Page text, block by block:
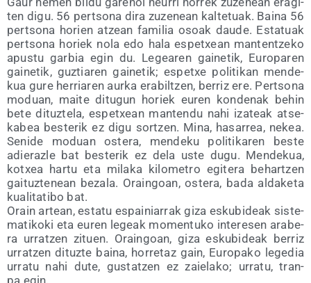
ten digu. 56 per­tso­na dira zuze­nean kal­te­tuak. Bai­na 56
per­tso­na horien atzean fami­lia osoak dau­de. Esta­tuak
per­tso­na horiek nola edo hala espetxean man­ten­tze­ko
apus­tu gar­bia egin du. Legea­ren gai­ne­tik, Euro­pa­ren
gai­ne­tik, guz­tia­ren gai­ne­tik; espetxe poli­ti­kan men­de­
kua gure herria­ren aur­ka era­bil­tzen, berriz ere. Per­tso­na
moduan, mai­te ditu­gun horiek euren kon­de­nak behin
bete dituz­te­la, espetxean man­ten­du nahi iza­teak atse­
ka­bea bes­te­rik ez digu sor­tzen. Mina, hasa­rrea, nekea.
Seni­de moduan oste­ra, men­de­ku poli­ti­ka­ren bes­te
adie­raz­le bat bes­te­rik ez dela uste dugu. Men­de­kua,
kotxea har­tu eta mila­ka kilo­me­tro egi­te­ra behar­tzen
gai­tuz­te­nean beza­la. Orain­goan, oste­ra, bada alda­ke­ta
kua­li­ta­ti­bo bat.
Orain artean, esta­tu espai­nia­rrak giza esku­bi­deak sis­te­
ma­ti­ko­ki eta euren legeak momen­tu­ko intere­sen ara­be­
ra urratzen zituen. Orain­goan, giza esku­bi­deak berriz
urratzen dituz­te bai­na, horre­taz gain, Euro­pa­ko lege­dia
urra­tu nahi dute, gus­tatzen ez zaie­la­ko; urra­tu, tran­
pa egin.